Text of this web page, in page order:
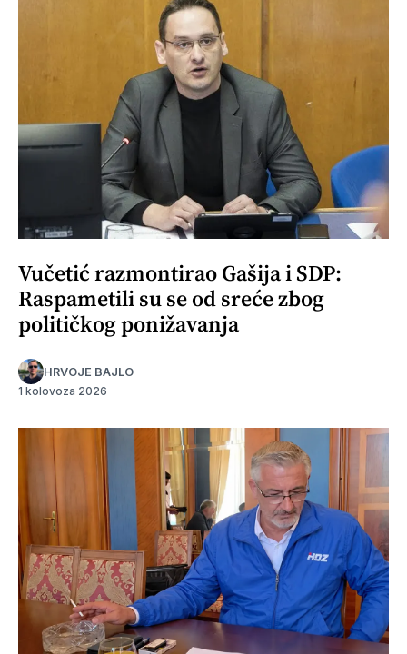
Vučetić razmontirao Gašija i SDP:
Raspametili su se od sreće zbog
političkog ponižavanja
HRVOJE BAJLO
1 kolovoza 2026